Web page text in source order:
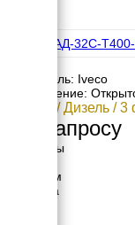
IVECO АД-32С-
Двигатель: Iveco
Исполнение:
32 кВт / Дизель /
По запросу
Размеры
1700 мм
Ширина